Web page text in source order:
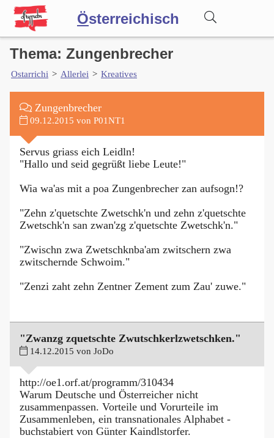
Österreichisch
Wörterbuch
Forum
Blog
Thema: Zungenbrecher
Ostarrichi > Allerlei > Kreatives
Zungenbrecher
09.12.2015 von P01NT1
Servus griass eich Leidln!
"Hallo und seid gegrüßt liebe Leute!"
Wia wa'as mit a poa Zungenbrecher zan aufsogn!?
"Zehn z'quetschte Zwetschk'n und zehn z'quetschte
Zwetschk'n san zwan'zg z'quetschte Zwetschk'n."
"Zwischn zwa Zwetschknba'am zwitschern zwa
zwitschernde Schwoim."
"Zenzi zaht zehn Zentner Zement zum Zau' zuwe."
"Zwanzg zquetschte Zwutschkerlzwetschken."
14.12.2015 von JoDo
http://oe1.orf.at/programm/310434
Warum Deutsche und Österreicher nicht
zusammenpassen. Vorteile und Vorurteile im
Zusammenleben, ein transnationales Alphabet -
buchstabiert von Günter Kaindlstorfer.